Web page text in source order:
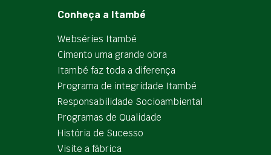
Conheça a Itambé
Webséries Itambé
Cimento uma grande obra
Itambé faz toda a diferença
Programa de integridade Itambé
Responsabilidade Socioambiental
Programas de Qualidade
História de Sucesso
Visite a fábrica